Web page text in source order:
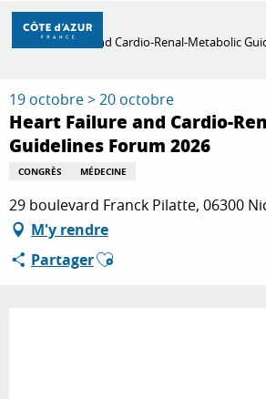
Aller
contenu
DÉCOUVRIR
À FAIRE
SÉJOURNER
Accueil
Heart Failure and Cardio-Renal-Metabolic
19 octobre > 20 octobre
Heart Failure and Cardio-
Guidelines Forum 2026
CONGRÈS MÉDECINE
29 boulevard Franck Pilatte, 06300
M'y rendre
PartagerAjouter aux favoris